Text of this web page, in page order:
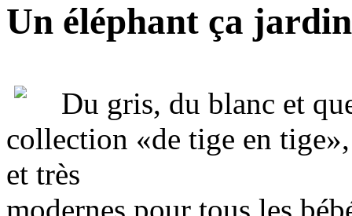
Un éléphant ça
Du gris, du blanc et
collection «de tige en
et très